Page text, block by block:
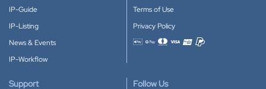
IP-Guide
IP-Listing
News & Events
IP-Workflow
Terms of Use
Privacy Policy
Accepted payment methods
Support Follow Us